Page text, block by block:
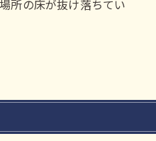
所の床が抜け落ちてい